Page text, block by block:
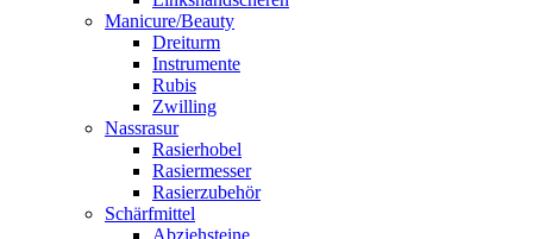
Manicure/Beauty
Dreiturm
Instrumente
Rubis
Zwilling
Nassrasur
Rasierhobel
Rasiermesser
Rasierzubehör
Schärfmittel
Abziehsteine